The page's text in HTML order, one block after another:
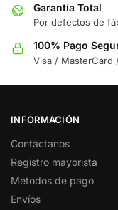
Garantía Total
Por defectos de
100% Pago
Visa / MasterCard
INFORMACIÓN
Contáctanos
Registro mayorista
Métodos de pago
Envíos